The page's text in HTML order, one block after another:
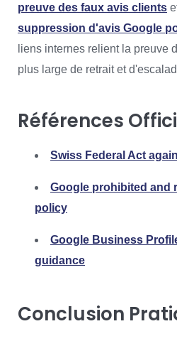
preuve des faux avis clients
suppression d'avis Google
liens internes relient la preuve
plus large de retrait et
Références
Swiss Federal Act
Google prohibited and
policy
Google Business
guidance
Conclusion